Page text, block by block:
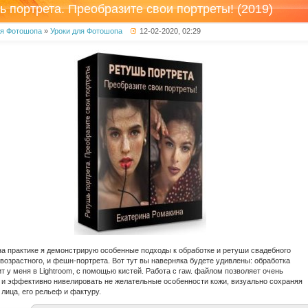
портрета. Преобразите свои портреты! (2019)
Фотошопа » Уроки для Фотошопа 12-02-2020, 02:29
практике я демонстрирую особенные подходы к обработке и ретуши свадебного
и фешн-портрета. Вот тут вы наверняка будете удивлены: обработка
у меня в Lightroom, с помощью кистей. Работа с raw. файлом позволяет очень
и эффективно нивелировать не желательные особенности кожи, визуально сохраняя
лица, его рельеф и фактуру.